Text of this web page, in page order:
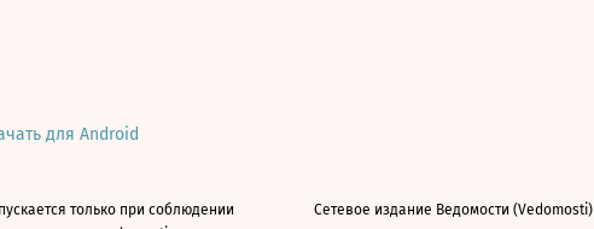
для Android
только при соблюдении
Сетевое издание Ведомости (Vedomosti)